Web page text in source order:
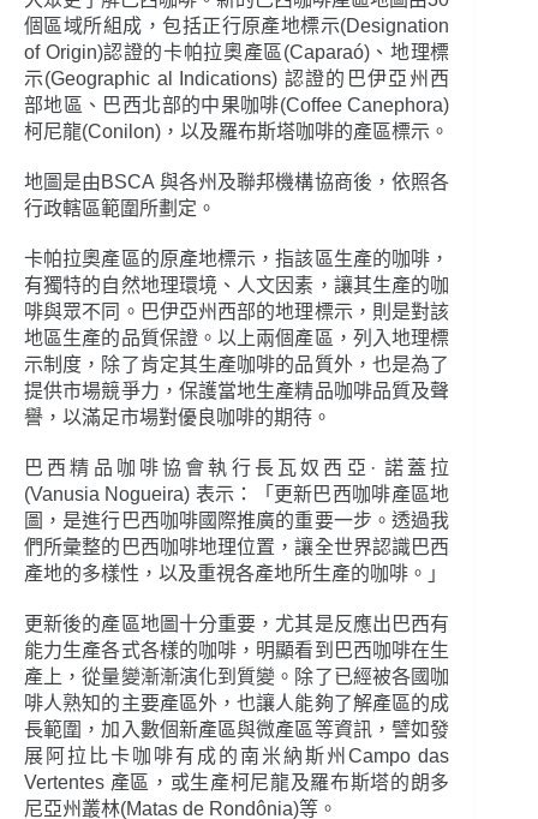
個區域所組成，包括正行原產地標示(Designation
of Origin)認證的卡帕拉奧產區(Caparaó)、地理標
示(Geographic al Indications) 認證的巴伊亞州西
部地區、巴西北部的中果咖啡(Coffee Canephora)
柯尼龍(Conilon)，以及羅布斯塔咖啡的產區標示。
地圖是由BSCA 與各州及聯邦機構協商後，依照各
行政轄區範圍所劃定。
卡帕拉奧產區的原產地標示，指該區生產的咖啡，
有獨特的自然地理環境、人文因素，讓其生產的咖
啡與眾不同。巴伊亞州西部的地理標示，則是對該
地區生產的品質保證。以上兩個產區，列入地理標
示制度，除了肯定其生產咖啡的品質外，也是為了
提供市場競爭力，保護當地生產精品咖啡品質及聲
譽，以滿足市場對優良咖啡的期待。
巴西精品咖啡協會執行長瓦奴西亞· 諾蓋拉
(Vanusia Nogueira) 表示：「更新巴西咖啡產區地
圖，是進行巴西咖啡國際推廣的重要一步。透過我
們所彙整的巴西咖啡地理位置，讓全世界認識巴西
產地的多樣性，以及重視各產地所生產的咖啡。」
更新後的產區地圖十分重要，尤其是反應出巴西有
能力生產各式各樣的咖啡，明顯看到巴西咖啡在生
產上，從量變漸漸演化到質變。除了已經被各國咖
啡人熟知的主要產區外，也讓人能夠了解產區的成
長範圍，加入數個新產區與微產區等資訊，譬如發
展阿拉比卡咖啡有成的南米納斯州Campo das
Vertentes 產區，或生產柯尼龍及羅布斯塔的朗多
尼亞州叢林(Matas de Rondônia)等。